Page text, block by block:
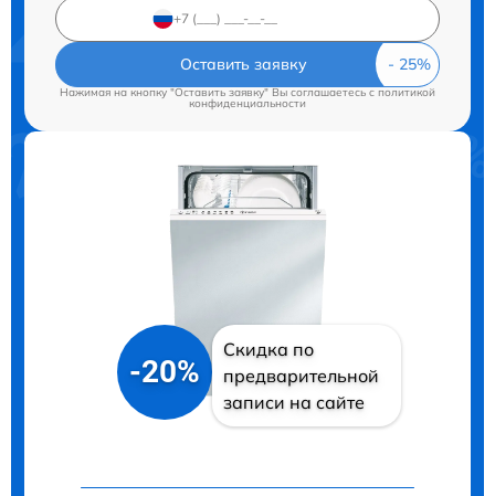
Оставить заявку
Нажимая на кнопку "Оставить заявку" Вы соглашаетесь cполитикой
конфиденциальности
-20%
Скидка по
предварительной
записи на сайте